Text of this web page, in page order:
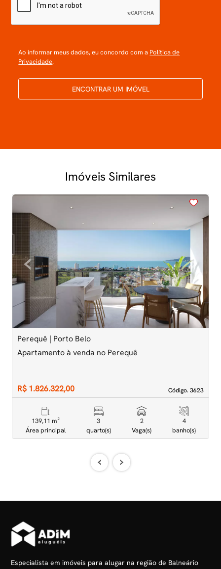
Ao informar meus dados, eu concordo com a Política de
Privacidade.
ENCONTRAR UM IMÓVEL
Imóveis Similares
<
‹Previous ›Next
Perequê | Porto Belo
Código. 3623
Código. 3623
Apartamento à venda no Perequê
R$ 1.826.322,00
139,11 m²
Área principal
3
quarto(s)
2
Vaga(s)
4
banho(s)
‹ ›
Especialista em imóveis para alugar na região de Balneário